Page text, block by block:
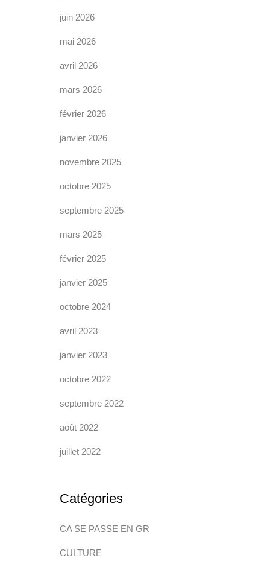
juin 2026
mai 2026
avril 2026
mars 2026
février 2026
janvier 2026
novembre 2025
octobre 2025
septembre 2025
mars 2025
février 2025
janvier 2025
octobre 2024
avril 2023
janvier 2023
octobre 2022
septembre 2022
août 2022
juillet 2022
Catégories
CA SE PASSE EN GR
CULTURE